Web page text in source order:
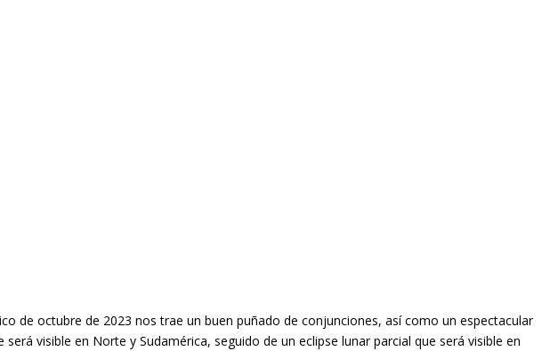
de octubre de 2023 nos trae un buen puñado de conjunciones, así como un espectacular
será visible en Norte y Sudamérica, seguido de un eclipse lunar parcial que será visible en